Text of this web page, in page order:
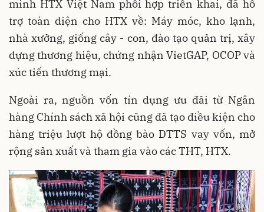
minh HTX Việt Nam phối hợp triển khai, đã hỗ
trợ toàn diện cho HTX về: Máy móc, kho lạnh,
nhà xưởng, giống cây - con, đào tạo quản trị, xây
dựng thương hiệu, chứng nhận VietGAP, OCOP và
xúc tiến thương mại.
Ngoài ra, nguồn vốn tín dụng ưu đãi từ Ngân
hàng Chính sách xã hội cũng đã tạo điều kiện cho
hàng triệu lượt hộ đồng bào DTTS vay vốn, mở
rộng sản xuất và tham gia vào các THT, HTX.